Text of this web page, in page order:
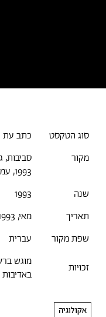
סוג הטקסט
כתב עת
מקור
1993, עמ׳ 92-105
שנה
1993
תאריך
מאי, 1993
שפת מקור
עברית
זכויות
מוגש
אקולוגיה